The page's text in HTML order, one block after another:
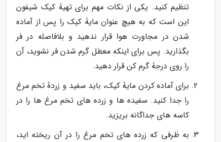
تنظیم کنید. یکی از نکات مهم برای تهیۀ کیک شیفون
این است که به هیچ عنوان مایۀ کیک را پس از آماده
شدن در مجاورت هوا قرار ندهید و بلافاصله در فر
بگذارید. پس برای اینکه معطل گرم شدن فر نشوید، آن
را روی درجۀ گرم کن قرار دهید.
برای آماده کردن مایۀ کیک، باید سفید و زردۀ تخم مرغ
را جدا کنید. سفیده ها و زرده های تخم مرغ ها را در
کاسه های جداگانه بریزید.
به ظرفی که زرده های تخم مرغ را در آن ریخته اید،